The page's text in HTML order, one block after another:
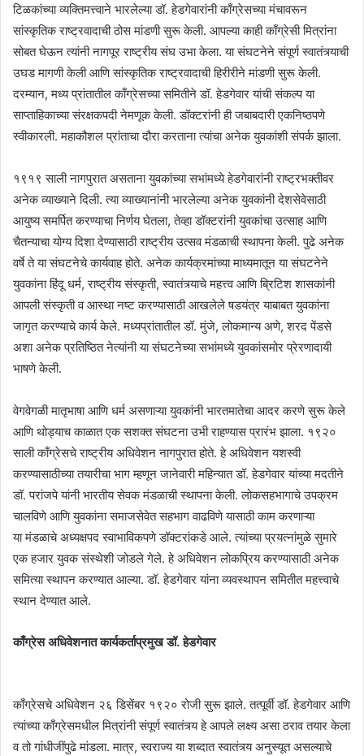
टिळकांच्या व्यक्तिमत्त्वाने भारलेल्या डॉ. हेडगेवारांनी काँग्रेसच्या मंचावरून
सांस्कृतिक राष्ट्रवादाची ठोस मांडणी सुरू केली. आपल्या काही काँग्रेसी मित्रांना
सोबत घेऊन त्यांनी नागपूर राष्ट्रीय संघ उभा केला. या संघटनेने संपूर्ण स्वातंत्र्याची
उघड मागणी केली आणि सांस्कृतिक राष्ट्रवादाची हिरीरीने मांडणी सुरू केली.
दरम्यान, मध्य प्रांतातील काँग्रेसच्या समितीने डॉ. हेडगेवार यांची संकल्प या
साप्ताहिकाच्या संरक्षकपदी नेमणूक केली. डॉक्टरांनी ही जबाबदारी एकनिष्ठपणे
स्वीकारली. महाकौशल प्रांताचा दौरा करताना त्यांचा अनेक युवकांशी संपर्क झाला.
१९१९ साली नागपुरात असताना युवकांच्या सभांमध्ये हेडगेवारांनी राष्ट्रभक्तीवर
अनेक व्याख्याने दिली. त्या व्याख्यानांनी भारलेल्या अनेक युवकांनी देशसेवेसाठी
आयुष्य समर्पित करण्याचा निर्णय घेतला, तेव्हा डॉक्टरांनी युवकांचा उत्साह आणि
चैतन्याचा योग्य दिशा देण्यासाठी राष्ट्रीय उत्सव मंडळाची स्थापना केली. पुढे अनेक
वर्षे ते या संघटनेचे कार्यवाह होते. अनेक कार्यक्रमांच्या माध्यमातून या संघटनेने
युवकांना हिंदू धर्म, राष्ट्रीय संस्कृती, स्वातंत्र्याचे महत्त्व आणि ब्रिटिश शासकांनी
आपली संस्कृती व आस्था नष्ट करण्यासाठी आखलेले षडयंत्र याबाबत युवकांना
जागृत करण्याचे कार्य केले. मध्यप्रांतातील डॉ. मुंजे, लोकमान्य अणे, शरद पेंडसे
अशा अनेक प्रतिष्ठित नेत्यांनी या संघटनेच्या सभांमध्ये युवकांसमोर प्रेरणादायी
भाषणे केली.
वेगवेगळी मातृभाषा आणि धर्म असणाऱ्या युवकांनी भारतमातेचा आदर करणे सुरू केले
आणि थोड्याच काळात एक सशक्त संघटना उभी राहण्यास प्रारंभ झाला. १९२०
साली काँग्रेसचे राष्ट्रीय अधिवेशन नागपुरात होते. हे अधिवेशन यशस्वी
करण्यासाठीच्या तयारीचा भाग म्हणून जानेवारी महिन्यात डॉ. हेडगेवार यांच्या मदतीने
डॉ. परांजपे यांनी भारतीय सेवक मंडळाची स्थापना केली. लोकसहभागाचे उपक्रम
चालविणे आणि युवकांना समाजसेवेत सहभाग वाढविणे यासाठी काम करणाऱ्या
या मंडळाचे अध्यक्षपद स्वाभाविकपणे डॉक्टरांकडे आले. त्यांच्या प्रयत्नांमुळे सुमारे
एक हजार युवक संस्थेशी जोडले गेले. हे अधिवेशन लोकप्रिय करण्यासाठी अनेक
समित्या स्थापन करण्यात आल्या. डॉ. हेडगेवार यांना व्यवस्थापन समितीत महत्त्वाचे
स्थान देण्यात आले.
काँग्रेस अधिवेशनात कार्यकर्ताप्रमुख डॉ. हेडगेवार
काँग्रेसचे अधिवेशन २६ डिसेंबर १९२० रोजी सुरू झाले. तत्पूर्वी डॉ. हेडगेवार आणि
त्यांच्या काँग्रेसमधील मित्रांनी संपूर्ण स्वातंत्र्य हे आपले लक्ष्य असा ठराव तयार केला
व तो गांधीजींपुढे मांडला. मात्र, स्वराज्य या शब्दात स्वातंत्र्य अनुस्यूत असल्याचे